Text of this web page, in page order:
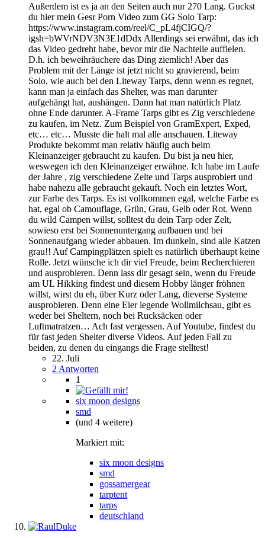
Außerdem ist es ja an den Seiten auch nur 270 Lang. Guckst
du hier mein Gesr Porn Video zum GG Solo Tarp:
https://www.instagram.com/reel/C_pL4fjCIGQ/?
igsh=bWVrNDV3N3E1dDdx Allerdings sei erwähnt, das ich
das Video gedreht habe, bevor mir die Nachteile auffielen.
D.h. ich beweihräuchere das Ding ziemlich! Aber das
Problem mit der Länge ist jetzt nicht so gravierend, beim
Solo, wie auch bei den Liteway Tarps, denn wenn es regnet,
kann man ja einfach das Shelter, was man darunter
aufgehängt hat, aushängen. Dann hat man natürlich Platz
ohne Ende darunter. A-Frame Tarps gibt es Zig verschiedene
zu kaufen, im Netz. Zum Beispiel von GramExpert, Exped,
etc… etc… Musste die halt mal alle anschauen. Liteway
Produkte bekommt man relativ häufig auch beim
Kleinanzeiger gebraucht zu kaufen. Du bist ja neu hier,
weswegen ich den Kleinanzeiger erwähne. Ich habe im Laufe
der Jahre , zig verschiedene Zelte und Tarps ausprobiert und
habe nahezu alle gebraucht gekauft. Noch ein letztes Wort,
zur Farbe des Tarps. Es ist vollkommen egal, welche Farbe es
hat, egal ob Camouflage, Grün, Grau, Gelb oder Rot. Wenn
du wild Campen willst, solltest du dein Tarp oder Zelt,
sowieso erst bei Sonnenuntergang aufbauen und bei
Sonnenaufgang wieder abbauen. Im dunkeln, sind alle Katzen
grau!! Auf Campingplätzen spielt es natürlich überhaupt keine
Rolle. Jetzt wünsche ich dir viel Freude, beim Recherchieren
und ausprobieren. Denn lass dir gesagt sein, wenn du Freude
am UL Hikking findest und diesem Hobby länger fröhnen
willst, wirst du eh, über Kurz oder Lang, dieverse Systeme
ausprobieren. Denn eine Eier legende Wollmilchsau, gibt es
weder bei Sheltern, noch bei Rucksäcken oder
Luftmatratzen… Ach fast vergessen. Auf Youtube, findest du
für fast jeden Shelter diverse Videos. Auf jeden Fall zu
beiden, zu denen du eingangs die Frage stelltest!
22. Juli
2 Antworten
1
six moon designs
smd
(und 4 weitere)
Markiert mit:
six moon designs
smd
gossamergear
tarptent
tarps
deutschland